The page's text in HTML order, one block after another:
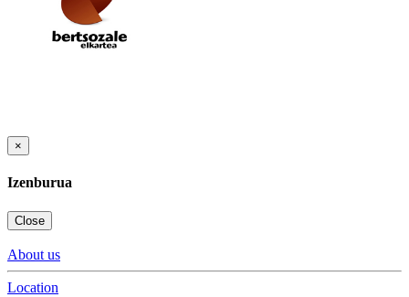
×
Izenburua
Close
About us
Location